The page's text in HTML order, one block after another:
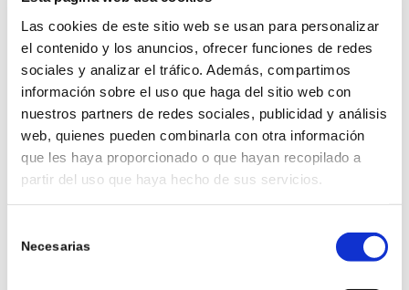
Las cookies de este sitio web se usan para personalizar
el contenido y los anuncios, ofrecer funciones de redes
sociales y analizar el tráfico. Además, compartimos
información sobre el uso que haga del sitio web con
nuestros partners de redes sociales, publicidad y análisis
web, quienes pueden combinarla con otra información
que les haya proporcionado o que hayan recopilado a
partir del uso que haya hecho de sus servicios.
Necesarias
hornea lentamente para conseguir una textura suave y fundente.
Puede decorarse con pistachos picados por encima para un
acabado crujiente. Es un postre perfecto para ocasiones
especiales.
POLLO CON COSTRA DE
PISTACHO
Una receta salada con un toque gourmet muy interesante.
Las pechugas de pollo se rebozan con pistacho triturado y